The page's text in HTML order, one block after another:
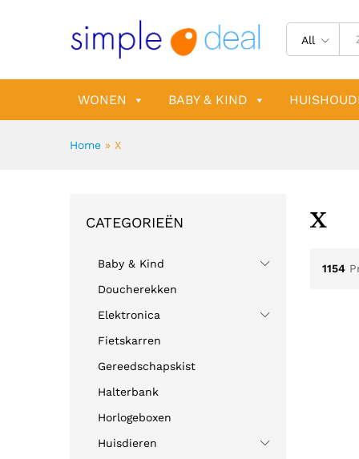
All
WONEN BABY & KIND
Home » X
X
1154
CATEGORIEËN
Baby & Kind
Doucherekken
Elektronica
Fietskarren
Gereedschapskist
Halterbank
Horlogeboxen
Huisdieren